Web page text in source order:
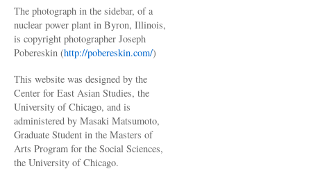
The photograph in the sidebar, of a
nuclear power plant in Byron, Illinois,
is copyright photographer Joseph
Pobereskin (http://pobereskin.com/)
This website was designed by the
Center for East Asian Studies, the
University of Chicago, and is
administered by Masaki Matsumoto,
Graduate Student in the Masters of
Arts Program for the Social Sciences,
the University of Chicago.